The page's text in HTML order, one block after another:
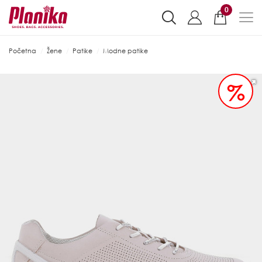
0
Početna Žene Patike Modne patike
%